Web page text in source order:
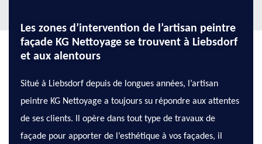
Les zones d’intervention de l’artisan peintre
façade KG Nettoyage se trouvent à Liebsdorf
et aux alentours
Situé à Liebsdorf depuis de longues années, l’artisan
peintre KG Nettoyage a toujours su répondre aux attentes
de ses clients. Il opère dans tout type de travaux de
façade pour apporter de l’esthétique à vos façades, il